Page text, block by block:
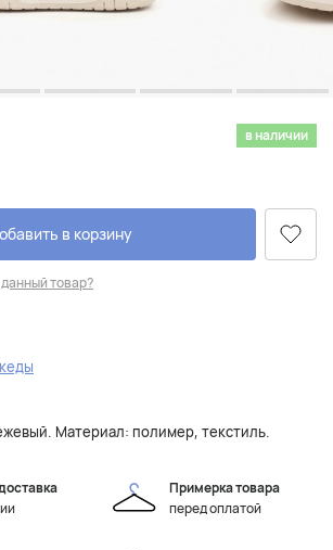
в наличии
в корзину
товар?
Материал: полимер, текстиль.
Примерка товара
перед оплатой